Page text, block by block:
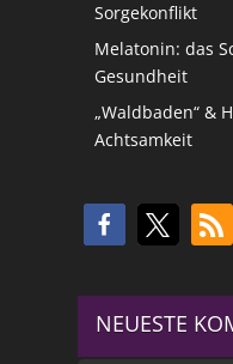
Sorgekonflikt
Melatonin: das
Gesundheit
„Waldbaden“ &
Achtsamkeit
NEUESTE